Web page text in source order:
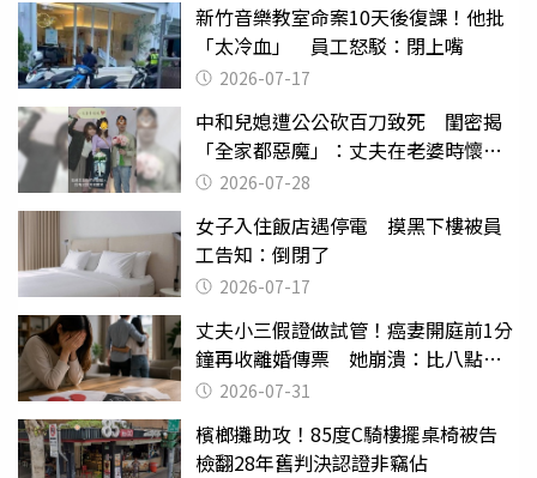
新竹音樂教室命案10天後復課！他批
「太冷血」 員工怒駁：閉上嘴
2026-07-17
中和兒媳遭公公砍百刀致死 閨密揭
「全家都惡魔」：丈夫在老婆時懷孕
摔東西
2026-07-28
女子入住飯店遇停電 摸黑下樓被員
工告知：倒閉了
2026-07-17
丈夫小三假證做試管！癌妻開庭前1分
鐘再收離婚傳票 她崩潰：比八點檔
還扯2026-07-31
檳榔攤助攻！85度C騎樓擺桌椅被告
檢翻28年舊判決認證非竊佔